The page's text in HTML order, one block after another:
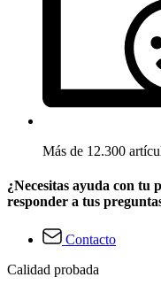
Más de 12.300
¿Necesitas ayuda con tu
responder a tus
Contacto
Calidad probada